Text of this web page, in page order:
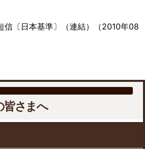
皆さまへ
信〔日本基準〕（連結）（2010年08